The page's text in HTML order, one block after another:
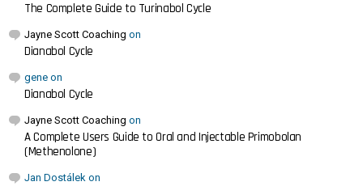
The Complete Guide to Turinabol Cycle
Jayne Scott Coaching on
Dianabol Cycle
gene on
Dianabol Cycle
Jayne Scott Coaching on
A Complete Users Guide to Oral and Injectable Primobolan
(Methenolone)
Jan Dostálek on